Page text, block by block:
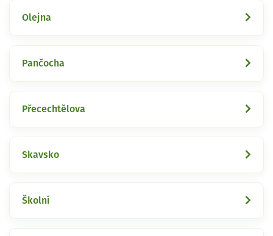
Olejna
Pančocha
Přecechtělova
Skavsko
Školní